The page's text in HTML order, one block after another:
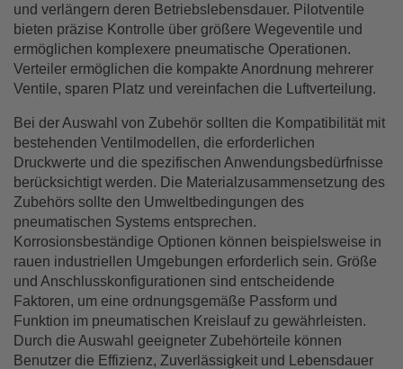
und verlängern deren Betriebslebensdauer. Pilotventile
bieten präzise Kontrolle über größere Wegeventile und
ermöglichen komplexere pneumatische Operationen.
Verteiler ermöglichen die kompakte Anordnung mehrerer
Ventile, sparen Platz und vereinfachen die Luftverteilung.
Bei der Auswahl von Zubehör sollten die Kompatibilität mit
bestehenden Ventilmodellen, die erforderlichen
Druckwerte und die spezifischen Anwendungsbedürfnisse
berücksichtigt werden. Die Materialzusammensetzung des
Zubehörs sollte den Umweltbedingungen des
pneumatischen Systems entsprechen.
Korrosionsbeständige Optionen können beispielsweise in
rauen industriellen Umgebungen erforderlich sein. Größe
und Anschlusskonfigurationen sind entscheidende
Faktoren, um eine ordnungsgemäße Passform und
Funktion im pneumatischen Kreislauf zu gewährleisten.
Durch die Auswahl geeigneter Zubehörteile können
Benutzer die Effizienz, Zuverlässigkeit und Lebensdauer